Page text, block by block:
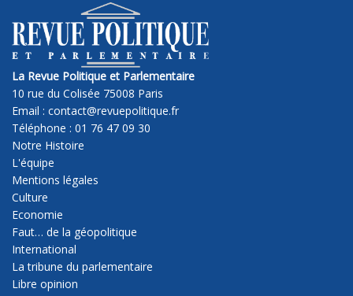
La Revue Politique et Parlementaire
10 rue du Colisée 75008 Paris
Email : contact@revuepolitique.fr
Téléphone : 01 76 47 09 30
Notre Histoire
L'équipe
Mentions légales
Culture
Economie
Faut… de la géopolitique
International
La tribune du parlementaire
Libre opinion